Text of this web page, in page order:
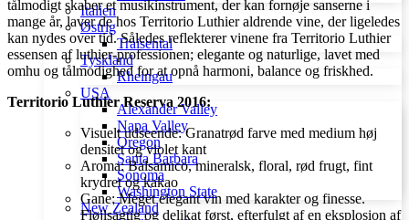
Italien
Østrig
Traisental
Tyskland
Rheingau
USA
Alexander Valley
Napa Valley
Oregon
Santa Barbara
Sonoma
Washington State
New Zealand
tålmodigt skaber et musikinstrument, der kan fornøje sanserne i
mange år, laver de hos Territorio Luthier aldrende vine, der ligeledes
kan nydes over tid. Således reflekterer vinene fra Territorio Luthier
essensen af luthier-professionen; elegante og naturlige, lavet med
omhu og tålmodighed for at opnå harmoni, balance og friskhed.
Territorio Luthier Reserva 2016:
Visuelt udseende: Granatrød farve med medium høj
densitet og violet kant
Aroma: Balsamico, mineralsk, floral, rød frugt, fint
krydret og kakao
Gane: Meget elegant vin med karakter og finesse.
Fløjlsagtig og delikat først, efterfulgt af en eksplosion af